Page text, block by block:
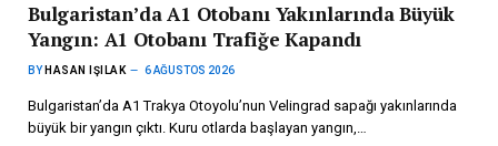
Bulgaristan’da A1 Otobanı Yakınlarında Büyük
Yangın: A1 Otobanı Trafiğe Kapandı
BY HASAN IŞILAK 6 AĞUSTOS 2026
Bulgaristan’da A1 Trakya Otoyolu’nun Velingrad sapağı yakınlarında
büyük bir yangın çıktı. Kuru otlarda başlayan yangın,…